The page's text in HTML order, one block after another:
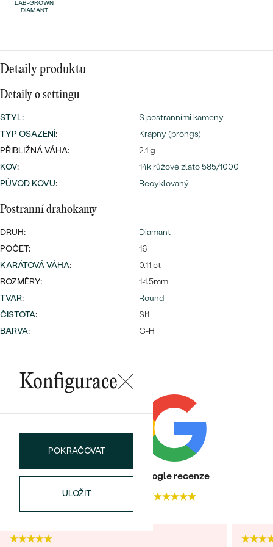
Wave kolekce
NA MÍRU
DIAMANTY
Bestsellery
přívěsky
OBJEVIT
Nejprodávanější
prsteny
LAB-GROWN
DIAMANT
Detaily produktu
Detaily o settingu
STYL:
S postranními kameny
TYP OSAZENÍ:
Krapny (prongs)
PŘIBLIŽNÁ VÁHA:
2.1 g
KOV:
14k růžové zlato 585/1000
PŮVOD KOVU: Recyklovaný
Postranní drahokamy
DRUH:
Diamant
POČET:
16
KARÁTOVÁ VÁHA:
0.11 ct
ROZMĚRY:
1-1.5mm
TVAR:
Round
ČISTOTA:
SI1
BARVA: G-H
Konfigurace
POKRAČOVAT
ULOŽIT
Heureka recenze
4.9
Google recenze
4.7